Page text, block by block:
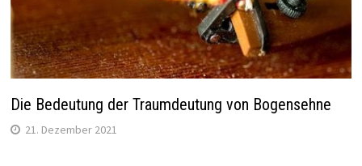
Die Bedeutung der Traumdeutung von Bogensehne
21. Dezember 2021